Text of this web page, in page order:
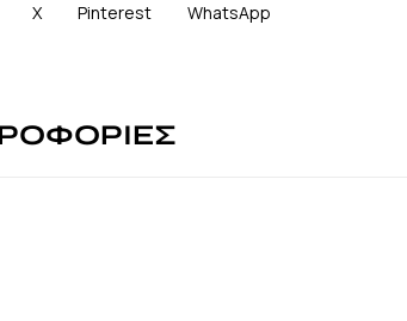
X Pinterest WhatsApp